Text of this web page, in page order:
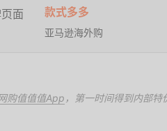
款式多多
亚马逊海外购
购值值值App ，第一时间得到内部特